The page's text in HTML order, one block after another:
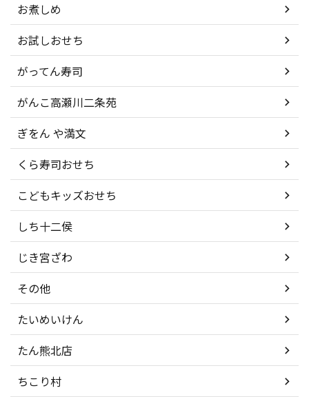
お煮しめ
お試しおせち
がってん寿司
がんこ高瀬川二条苑
ぎをん や満文
くら寿司おせち
こどもキッズおせち
しち十二侯
じき宮ざわ
その他
たいめいけん
たん熊北店
ちこり村